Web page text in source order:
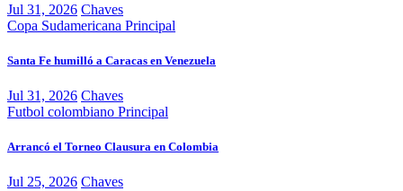
Jul 31, 2026 Chaves
Copa Sudamericana Principal
Santa Fe humilló a Caracas en Venezuela
Jul 31, 2026 Chaves
Futbol colombiano Principal
Arrancó el Torneo Clausura en Colombia
Jul 25, 2026 Chaves